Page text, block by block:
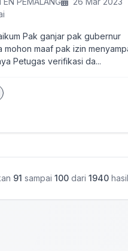
Pak ganjar pak gubernur
mohon maaf pak izin
Petugas verifikasi da...
91 sampai 100 dari 1940 hasil